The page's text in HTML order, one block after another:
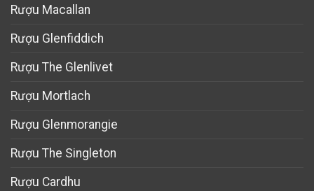
Rượu Macallan
Rượu Glenfiddich
Rượu The Glenlivet
Rượu Mortlach
Rượu Glenmorangie
Rượu The Singleton
Rượu Cardhu